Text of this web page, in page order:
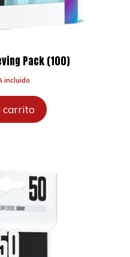
Pack (100)
incluido
carrito